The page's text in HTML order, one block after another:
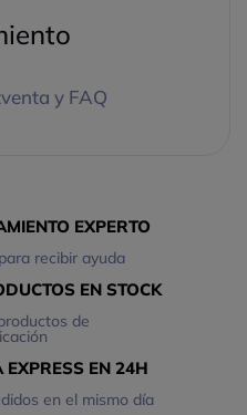
y FAQ
EXPERTO
recibir ayuda
EN STOCK
de
EXPRESS EN 24H
en el mismo día